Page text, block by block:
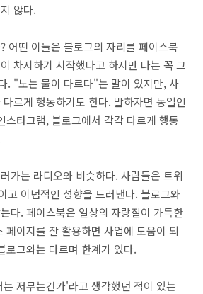
않다.
어떤 이들은 블로그의 자리를 페이스북
차지하기 시작했다고 하지만 나는 꼭 그
. "노는 물이 다르다"는 말이 있지만, 사
르게 행동하기도 한다. 말하자면 동일인
스타그램, 블로그에서 각각 다르게 행동
가는 라디오와 비슷하다. 사람들은 트위
고 이념적인 성향을 드러낸다. 블로그와
다. 페이스북은 일상의 자랑질이 가득한
페이지를 잘 활용하면 사업에 도움이 되
로그와는 다르며 한계가 있다.
저무는건가'라고 생각했던 적이 있는